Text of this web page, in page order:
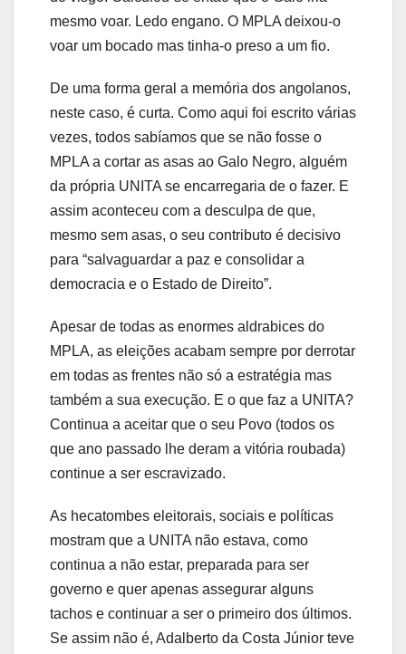
mesmo voar. Ledo engano. O MPLA deixou-o
voar um bocado mas tinha-o preso a um fio.
De uma forma geral a memória dos angolanos,
neste caso, é curta. Como aqui foi escrito várias
vezes, todos sabíamos que se não fosse o
MPLA a cortar as asas ao Galo Negro, alguém
da própria UNITA se encarregaria de o fazer. E
assim aconteceu com a desculpa de que,
mesmo sem asas, o seu contributo é decisivo
para “salvaguardar a paz e consolidar a
democracia e o Estado de Direito”.
Apesar de todas as enormes aldrabices do
MPLA, as eleições acabam sempre por derrotar
em todas as frentes não só a estratégia mas
também a sua execução. E o que faz a UNITA?
Continua a aceitar que o seu Povo (todos os
que ano passado lhe deram a vitória roubada)
continue a ser escravizado.
As hecatombes eleitorais, sociais e políticas
mostram que a UNITA não estava, como
continua a não estar, preparada para ser
governo e quer apenas assegurar alguns
tachos e continuar a ser o primeiro dos últimos.
Se assim não é, Adalberto da Costa Júnior teve